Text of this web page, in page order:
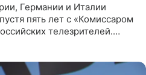
Германии и Италии
пять лет с «Комиссаром
телезрителей.